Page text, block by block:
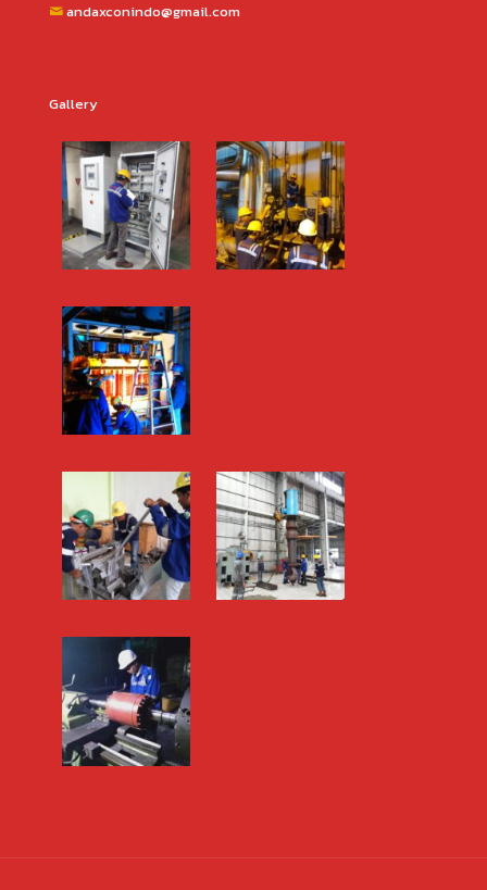
andaxconindo@gmail.com
Gallery